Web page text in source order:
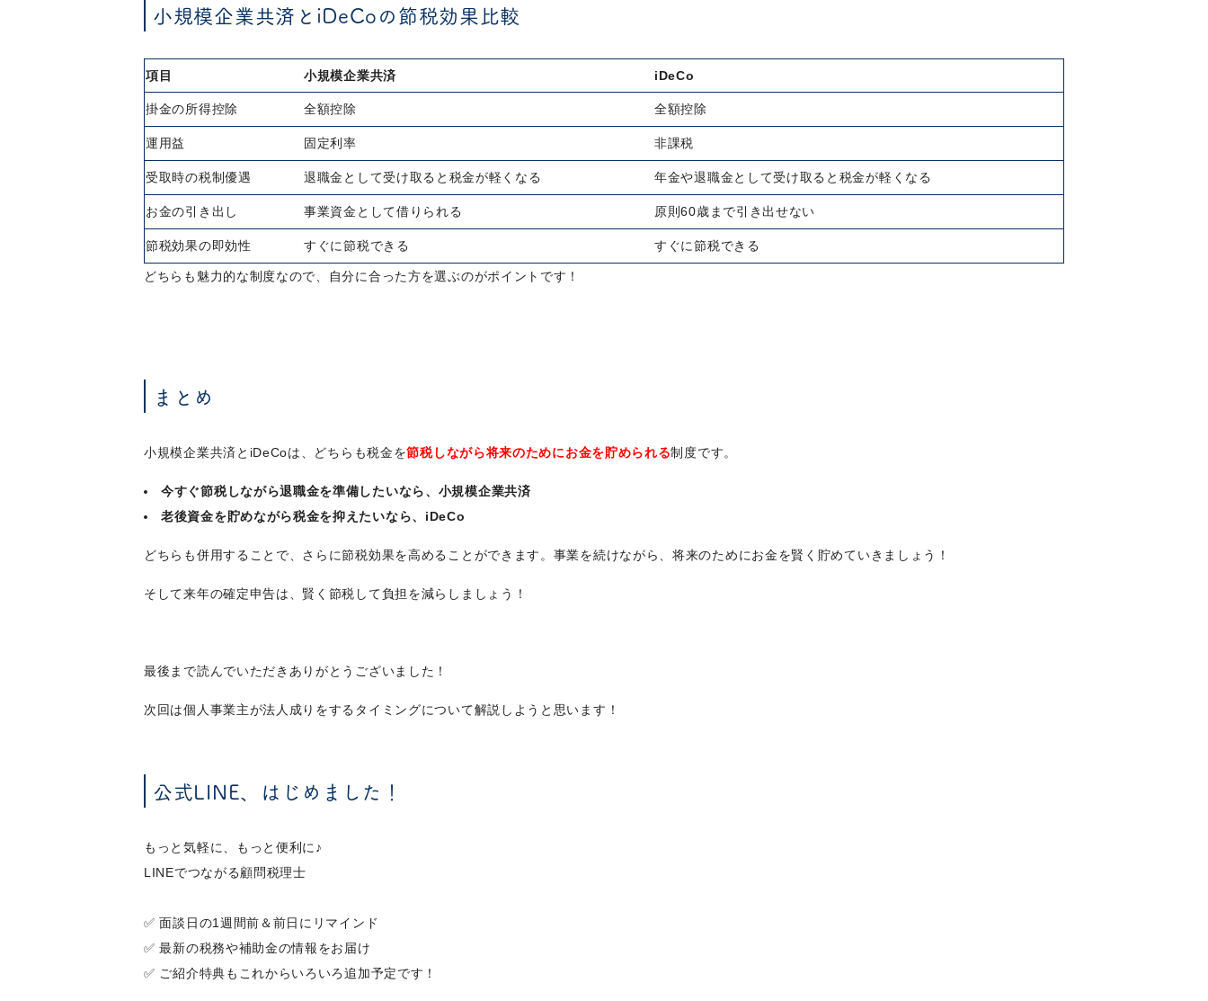
小規模企業共済とiDeCoの節税効果比較
項目 小規模企業共済 iDeCo
掛金の所得控除 全額控除 全額控除
運用益 固定利率 非課税
受取時の税制優遇 退職金として受け取ると税金が軽くなる 年金や退職金として受け取ると税金が軽くなる
お金の引き出し 事業資金として借りられる 原則60歳まで引き出せない
節税効果の即効性 すぐに節税できる すぐに節税できる
どちらも魅力的な制度なので、自分に合った方を選ぶのがポイントです！
まとめ
小規模企業共済とiDeCoは、どちらも税金を節税しながら将来のためにお金を貯められる制度です。
今すぐ節税しながら退職金を準備したいなら、小規模企業共済
老後資金を貯めながら税金を抑えたいなら、iDeCo
どちらも併用することで、さらに節税効果を高めることができます。事業を続けながら、将来のためにお金を賢く貯めていきましょう！
そして来年の確定申告は、賢く節税して負担を減らしましょう！
最後まで読んでいただきありがとうございました！
次回は個人事業主が法人成りをするタイミングについて解説しようと思います！
公式LINE、はじめました！
もっと気軽に、もっと便利に♪
LINEでつながる顧問税理士
✅ 面談日の1週間前＆前日にリマインド
✅ 最新の税務や補助金の情報をお届け
✅ ご紹介特典もこれからいろいろ追加予定です！